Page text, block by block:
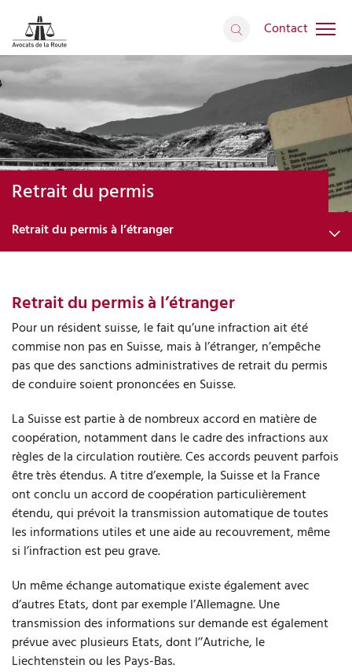
Contact
Retrait du permis
Les examens médicaux
Jeunes conducteurs
Frontaliers
Retrait du permis à l’étranger
Retrait du permis – Questions fréquentes
Retrait du permis à l’étranger
Pour un résident suisse, le fait qu’une infraction ait été
commise non pas en Suisse, mais à l’étranger, n’empêche
pas que des sanctions administratives de retrait du permis
de conduire soient prononcées en Suisse.
La Suisse est partie à de nombreux accord en matière de
coopération, notamment dans le cadre des infractions aux
règles de la circulation routière. Ces accords peuvent parfois
être très étendus. A titre d’exemple, la Suisse et la France
ont conclu un accord de coopération particulièrement
étendu, qui prévoit la transmission automatique de toutes
les informations utiles et une aide au recouvrement, même
si l’infraction est peu grave.
Un même échange automatique existe également avec
d’autres Etats, dont par exemple l’Allemagne. Une
transmission des informations sur demande est également
prévue avec plusieurs Etats, dont l’’Autriche, le
Liechtenstein ou les Pays-Bas.